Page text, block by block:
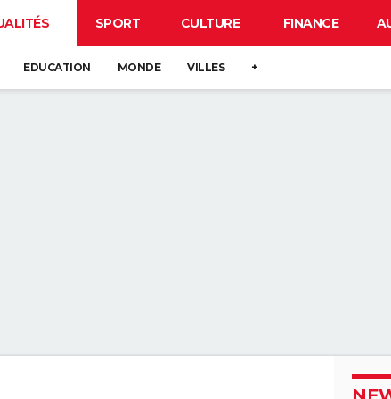
SPORT CULTURE FINANCE
EDUCATION MONDE VILLES +